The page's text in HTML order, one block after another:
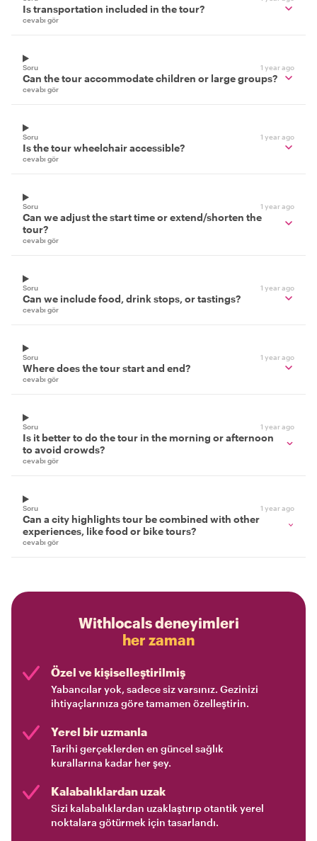
Is transportation included in the tour?
cevabı gör
Soru 1 year ago
Can the tour accommodate children or large groups?
cevabı gör
Soru 1 year ago
Is the tour wheelchair accessible?
cevabı gör
Soru 1 year ago
Can we adjust the start time or extend/shorten the
tour?
cevabı gör
Soru 1 year ago
Can we include food, drink stops, or tastings?
cevabı gör
Soru 1 year ago
Where does the tour start and end?
cevabı gör
Soru 1 year ago
Is it better to do the tour in the morning or afternoon
to avoid crowds?
cevabı gör
Soru 1 year ago
Can a city highlights tour be combined with other
experiences, like food or bike tours?
cevabı gör
Withlocals deneyimleri
her zaman
Özel ve kişiselleştirilmiş
Yabancılar yok, sadece siz varsınız. Gezinizi
ihtiyaçlarınıza göre tamamen özelleştirin.
Yerel bir uzmanla
Tarihi gerçeklerden en güncel sağlık
kurallarına kadar her şey.
Kalabalıklardan uzak
Sizi kalabalıklardan uzaklaştırıp otantik yerel
noktalara götürmek için tasarlandı.